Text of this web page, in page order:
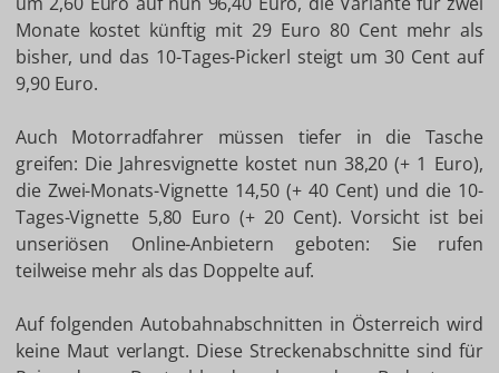
Monate kostet künftig mit 29 Euro 80 Cent mehr als
bisher, und das 10-Tages-Pickerl steigt um 30 Cent auf
9,90 Euro.
Auch Motorradfahrer müssen tiefer in die Tasche
greifen: Die Jahresvignette kostet nun 38,20 (+ 1 Euro),
die Zwei-Monats-Vignette 14,50 (+ 40 Cent) und die 10-
Tages-Vignette 5,80 Euro (+ 20 Cent). Vorsicht ist bei
unseriösen Online-Anbietern geboten: Sie rufen
teilweise mehr als das Doppelte auf.
Auf folgenden Autobahnabschnitten in Österreich wird
keine Maut verlangt. Diese Streckenabschnitte sind für